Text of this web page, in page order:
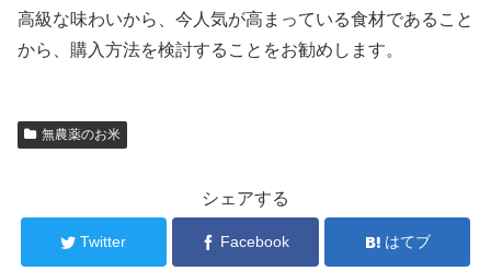
高級な味わいから、今人気が高まっている食材であること
から、購入方法を検討することをお勧めします。
無農薬のお米
シェアする
Twitter Facebook はてブ